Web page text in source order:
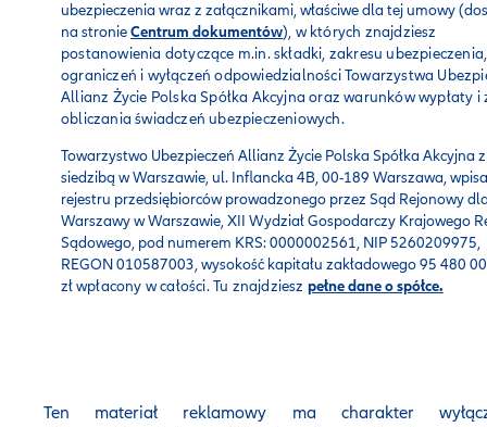
ubezpieczenia wraz z załącznikami, właściwe dla tej umowy
na stronieCentrum dokumentów), w których znajdziesz
postanowienia dotyczące m.in. składki, zakresu ubezpieczenia,
ograniczeń i wyłączeń odpowiedzialności Towarzystwa
Allianz Życie Polska Spółka Akcyjna oraz warunków wypłaty i
obliczania świadczeń ubezpieczeniowych.
Towarzystwo Ubezpieczeń Allianz Życie Polska Spółka Akcyjna z
siedzibą w Warszawie, ul. Inflancka 4B, 00-189 Warszawa,
rejestru przedsiębiorców prowadzonego przez Sąd Rejonowy
Warszawy w Warszawie, XII Wydział Gospodarczy Krajowego
Sądowego, pod numerem KRS: 0000002561, NIP 5260209975,
REGON 010587003, wysokość kapitału zakładowego 95 480
złwpłacony w całości. Tu znajdziesz pełne dane o spółce.
Ten materiał reklamowy ma charakter